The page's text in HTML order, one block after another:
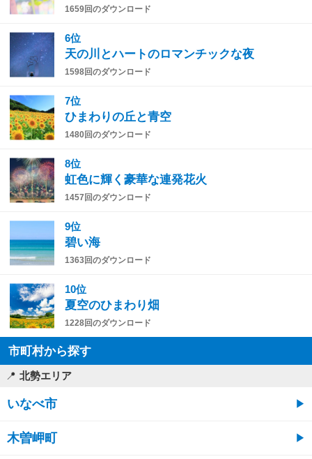
1659回のダウンロード
6位
天の川とハートのロマンチックな夜
1598回のダウンロード
7位
ひまわりの丘と青空
1480回のダウンロード
8位
虹色に輝く豪華な連発花火
1457回のダウンロード
9位
碧い海
1363回のダウンロード
10位
夏空のひまわり畑
1228回のダウンロード
市町村から探す
北勢エリア
いなべ市
木曽岬町